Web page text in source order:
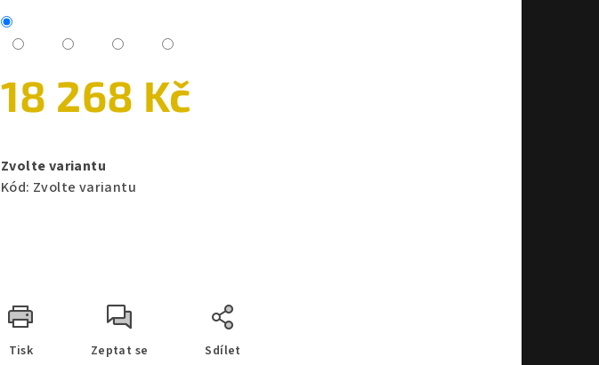
18 268 Kč
cena:
Zvolte variantu
Kód: Zvolte variantu
Tisk Zeptat se Sdílet